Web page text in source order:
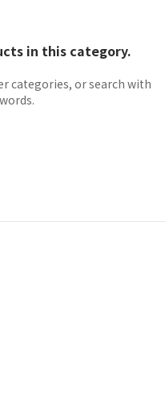
in this category.
categories, or search with